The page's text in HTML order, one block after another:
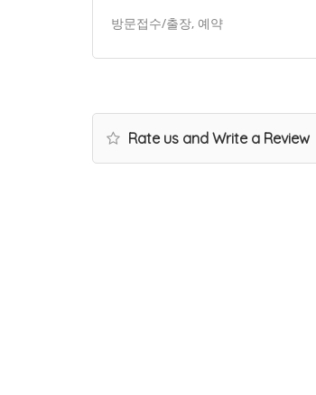
방문접수/출장, 예약
Rate us and Write a Review